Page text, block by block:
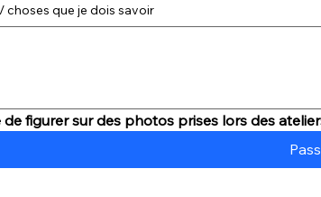
choses que je dois savoir
de figurer sur des photos prises lors des